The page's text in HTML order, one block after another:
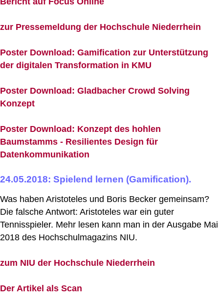
zur Pressemeldung der Hochschule Niederrhein
Poster Download: Gamification zur Unterstützung
der digitalen Transformation in KMU
Poster Download: Gladbacher Crowd Solving
Konzept
Poster Download: Konzept des hohlen
Baumstamms - Resilientes Design für
Datenkommunikation
24.05.2018: Spielend lernen (Gamification).
Was haben Aristoteles und Boris Becker gemeinsam?
Die falsche Antwort: Aristoteles war ein guter
Tennisspieler. Mehr lesen kann man in der Ausgabe Mai
2018 des Hochschulmagazins NIU.
zum NIU der Hochschule Niederrhein
Der Artikel als Scan